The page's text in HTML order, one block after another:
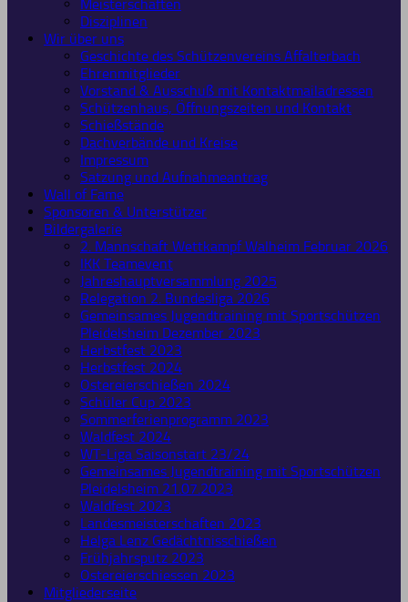
Meisterschaften
Disziplinen
Wir über uns
Geschichte des Schützenvereins Affalterbach
Ehrenmitglieder
Vorstand & Ausschuß mit Kontaktmailadressen
Schützenhaus, Öffnungszeiten und Kontakt
Schießstände
Dachverbände und Kreise
Impressum
Satzung und Aufnahmeantrag
Wall of Fame
Sponsoren & Unterstützer
Bildergalerie
2. Mannschaft Wettkampf Walheim Februar 2026
IKK Teamevent
Jahreshauptversammlung 2025
Relegation 2. Bundesliga 2026
Gemeinsames Jugendtraining mit Sportschützen
Pleidelsheim Dezember 2023
Herbstfest 2023
Herbstfest 2024
Ostereierschießen 2024
Schüler Cup 2023
Sommerferienprogramm 2023
Waldfest 2024
WT-Liga Saisonstart 23/24
Gemeinsames Jugendtraining mit Sportschützen
Pleidelsheim 21.07.2023
Waldfest 2023
Landesmeisterschaften 2023
Helga Lenz Gedächtnisschießen
Frühjahrsputz 2023
Ostereierschiessen 2023
Mitgliederseite